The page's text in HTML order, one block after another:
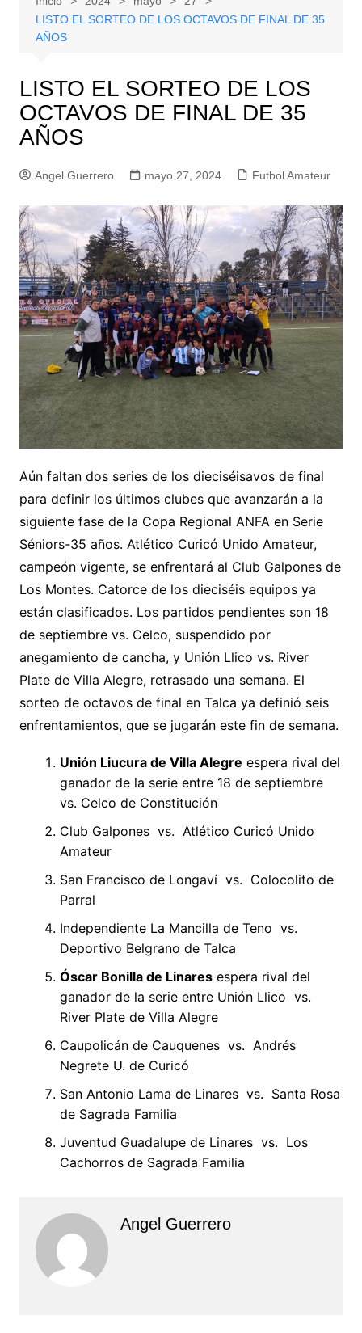
LISTO EL SORTEO DE LOS OCTAVOS DE FINAL DE 35
AÑOS
LISTO EL SORTEO DE LOS
OCTAVOS DE FINAL DE 35
AÑOS
Angel Guerrero mayo 27, 2024 Futbol Amateur
Aún faltan dos series de los dieciséisavos de final
para definir los últimos clubes que avanzarán a la
siguiente fase de la Copa Regional ANFA en Serie
Séniors-35 años. Atlético Curicó Unido Amateur,
campeón vigente, se enfrentará al Club Galpones de
Los Montes. Catorce de los dieciséis equipos ya
están clasificados. Los partidos pendientes son 18
de septiembre vs. Celco, suspendido por
anegamiento de cancha, y Unión Llico vs. River
Plate de Villa Alegre, retrasado una semana. El
sorteo de octavos de final en Talca ya definió seis
enfrentamientos, que se jugarán este fin de semana.
Unión Liucura de Villa Alegre espera rival del
ganador de la serie entre 18 de septiembre
vs. Celco de Constitución
Club Galpones vs. Atlético Curicó Unido
Amateur
San Francisco de Longaví vs. Colocolito de
Parral
Independiente La Mancilla de Teno vs.
Deportivo Belgrano de Talca
Óscar Bonilla de Linaresespera rival del
ganador de la serie entre Unión Llico vs.
River Plate de Villa Alegre
Caupolicán de Cauquenes vs. Andrés
Negrete U. de Curicó
San Antonio Lama de Linares vs. Santa Rosa
de Sagrada Familia
Juventud Guadalupe de Linares vs. Los
Cachorros de Sagrada Familia
Angel Guerrero